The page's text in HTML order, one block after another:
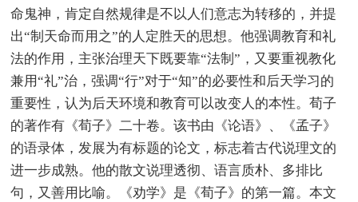
命鬼神，肯定自然规律是不以人们意志为转移的，并提
出“制天命而用之”的人定胜天的思想。他强调教育和礼
法的作用，主张治理天下既要靠“法制”，又要重视教化
兼用“礼”治，强调“行”对于“知”的必要性和后天学习的
重要性，认为后天环境和教育可以改变人的本性。荀子
的著作有《荀子》二十卷。该书由《论语》、《孟子》
的语录体，发展为有标题的论文，标志着古代说理文的
进一步成熟。他的散文说理透彻、语言质朴、多排比
句，又善用比喻。《劝学》是《荀子》的第一篇。本文